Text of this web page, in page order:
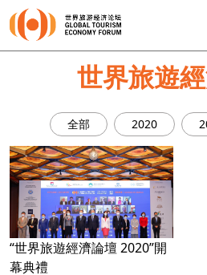
繁 简
關於論壇
論壇議程
演講者
世界旅遊
全部 2020
“世界旅遊經濟論壇 2020”開
幕典禮